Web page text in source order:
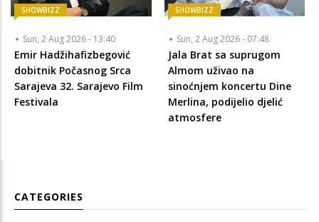
SHOWBIZZ
Sun, 2 Aug 2026 - 13:40
Emir Hadžihafizbegović
dobitnik Počasnog Srca
Sarajeva 32. Sarajevo Film
Festivala
SHOWBIZZ
Sun, 2 Aug 2026 - 07:48
Jala Brat sa suprugom
Almom uživao na
sinoćnjem koncertu Dine
Merlina, podijelio djelić
atmosfere
CATEGORIES